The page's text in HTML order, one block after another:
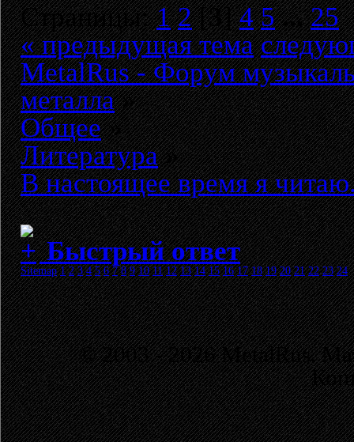
Страницы:1 2[3]4 5 ...25
« предыдущая тема
MetalRus - Форум
металла»
Общее»
Литература»
В настоящее время я
Быстрый ответ
Sitemap 1 2 3 4 5 6 7 8 9 10 11 12 13 14 15 16 17 18 19 20 21 22 23 24
© 2003 - 2026 MetalRus.